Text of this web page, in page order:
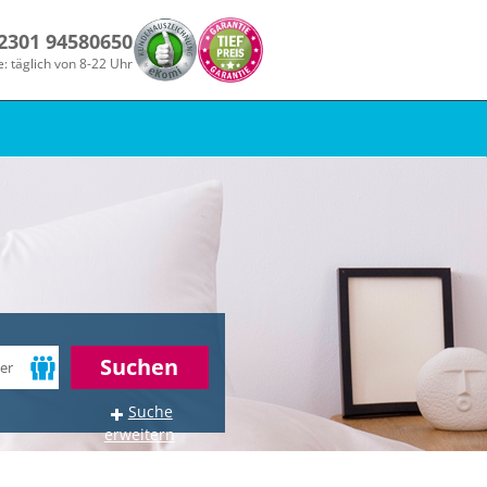
94580650
täglich von 8-22 Uhr
Suchen
Suche
erweitern